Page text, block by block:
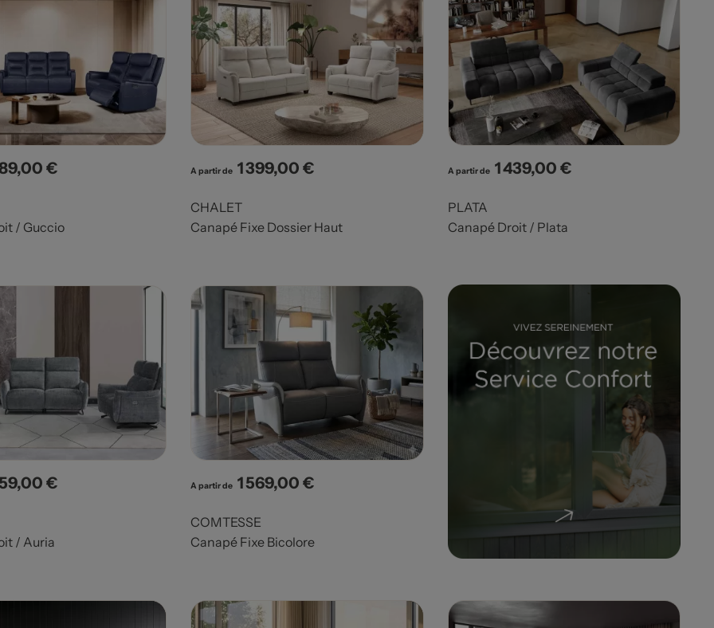
€
/ Guccio
A partir de Prix
1 399,00 €
CHALET
Canapé Fixe Dossier Haut
A partir de Prix
1 439,00 €
PLATA
Canapé Droit / Plata
€
/ Auria
A partir de Prix
1 569,00 €
COMTESSE
Canapé Fixe Bicolore